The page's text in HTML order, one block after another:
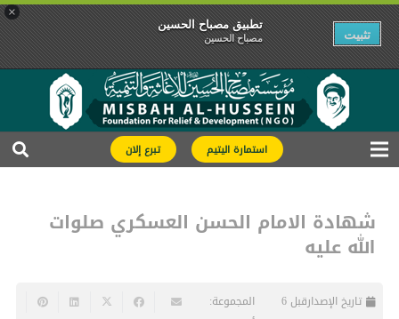
×
تطبیق مصباح الحسین
مصباح الحسین تثبیت
استمارة اليتيم تبرع إلان
شهادة الامام الحسن العسكري صلوات
الله عليه
تاريخ الإصدار
قبل 6
المجموعة: